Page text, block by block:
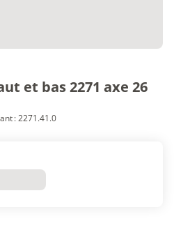
et bas 2271 axe 26
: 2271.41.0